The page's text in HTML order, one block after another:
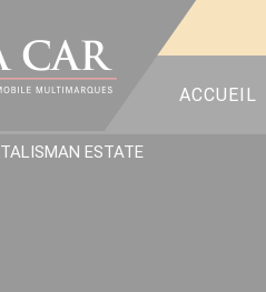
ACCUEIL
TALISMAN ESTATE